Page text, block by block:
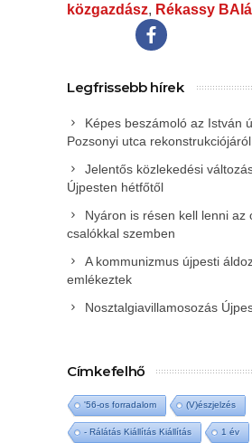
közgazdász, Rékassy
Legfrissebb hírek
Képes beszámoló az István
Pozsonyi utca rekonstrukciójáról
Jelentős közlekedési
Újpesten hétfőtől
Nyáron is résen kell lenni az
csalókkal szemben
A kommunizmus újpesti
emlékeztek
Nosztalgiavillamosozás
Címkefelhő
'56-os forradalom (V)észjelzés
- Rálátás Kiállítás Kiállítás 1 év